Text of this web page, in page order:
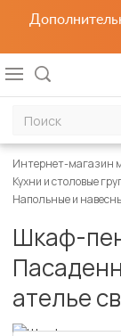
Интернет-магазин
Кухни и столовые
Напольные и
Шкаф-
ателье